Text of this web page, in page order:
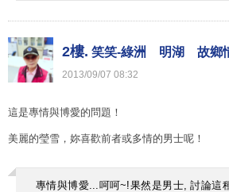
2樓. 笑笑-綠洲 明湖 故鄉
2013/09/07 08:32
這是專情與博愛的問題！
美麗的瑩雪，妳喜歡前者或多情的男士呢！
專情與博愛...呵呵~!果然是男士, 討論這